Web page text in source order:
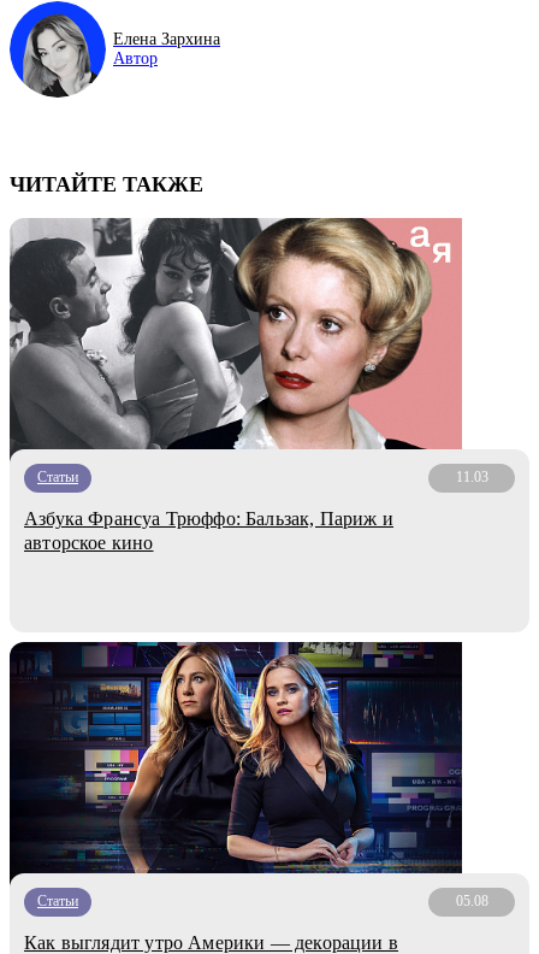
Елена Зархина
Автор
ЧИТАЙТЕ ТАКЖЕ
Статьи 11.03
Азбука Франсуа Трюффо: Бальзак, Париж и
авторское кино
Статьи 05.08
Как выглядит утро Америки — декорации в